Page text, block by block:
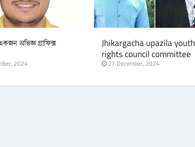
অভিজ্ঞ গ্রাফিক্স
2024
Jhikargacha upazila youth
rights council committee
announcement
27 December, 2024